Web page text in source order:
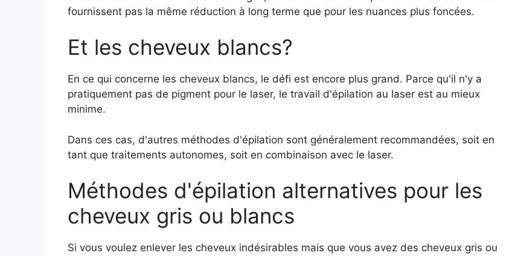
fournissent pas la même réduction à long terme que pour les nuances plus foncées.
Et les cheveux blancs?
En ce qui concerne les cheveux blancs, le défi est encore plus grand. Parce qu'il n'y a
pratiquement pas de pigment pour le laser, le travail d'épilation au laser est au mieux
minime.
Dans ces cas, d'autres méthodes d'épilation sont généralement recommandées, soit en
tant que traitements autonomes, soit en combinaison avec le laser.
Méthodes d'épilation alternatives pour les
cheveux gris ou blancs
Si vous voulez enlever les cheveux indésirables mais que vous avez des cheveux gris ou